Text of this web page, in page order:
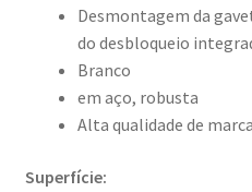
Desmontagem da
do desbloqueio
Branco
em aço, robusta
Alta qualidade de
Superfície: